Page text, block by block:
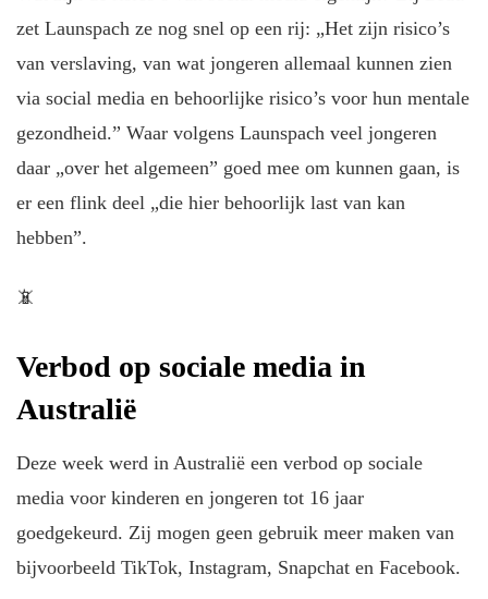
zet Launspach ze nog snel op een rij: „Het zijn risico’s
van verslaving, van wat jongeren allemaal kunnen zien
via social media en behoorlijke risico’s voor hun mentale
gezondheid.” Waar volgens Launspach veel jongeren
daar „over het algemeen” goed mee om kunnen gaan, is
er een flink deel „die hier behoorlijk last van kan
hebben”.
📵
Verbod op sociale media in
Australië
Deze week werd in Australië een verbod op sociale
media voor kinderen en jongeren tot 16 jaar
goedgekeurd. Zij mogen geen gebruik meer maken van
bijvoorbeeld TikTok, Instagram, Snapchat en Facebook.